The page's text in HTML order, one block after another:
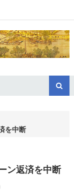
を中断
ン返済を中断